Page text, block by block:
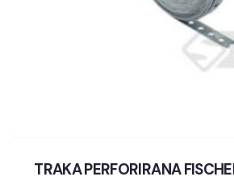
TRAKA PERFORIRANA